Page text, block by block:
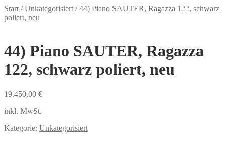
Start /Unkategorisiert /44) Piano SAUTER, Ragazza 122, schwarz
poliert, neu
44) Piano SAUTER, Ragazza
122, schwarz poliert, neu
19.450,00 €
inkl. MwSt.
Kategorie: Unkategorisiert